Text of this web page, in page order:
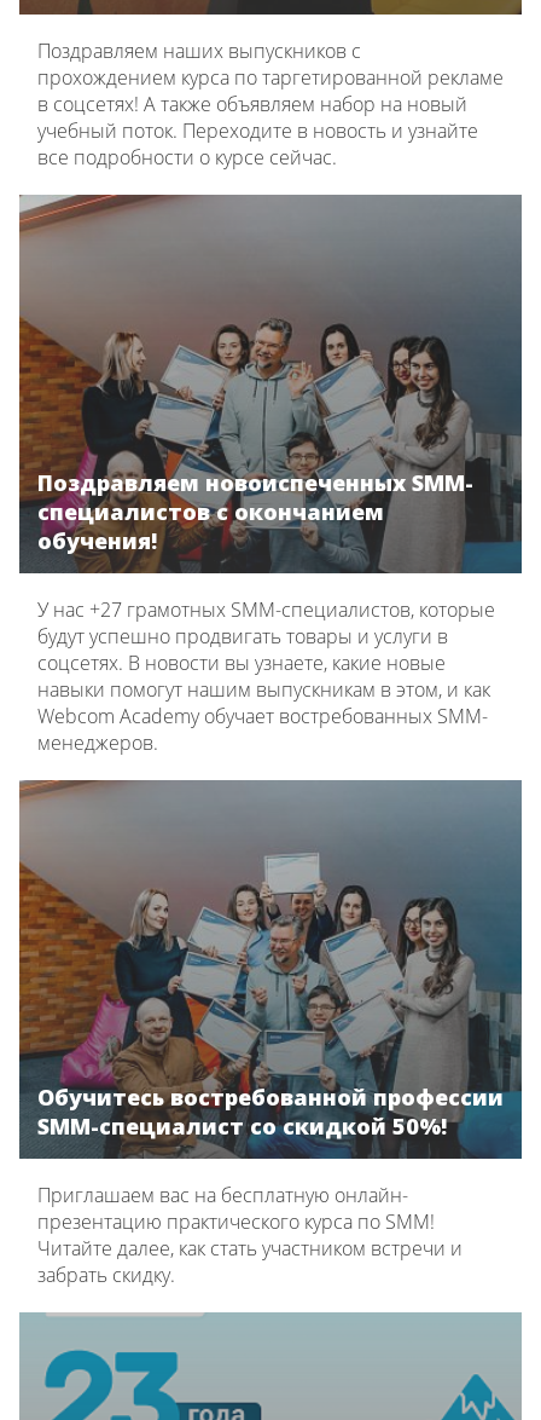
Поздравляем наших выпускников с
прохождением курса по таргетированной рекламе
в соцсетях! А также объявляем набор на новый
учебный поток. Переходите в новость и узнайте
все подробности о курсе сейчас.
Поздравляем новоиспеченных SMM-
специалистов с окончанием
обучения!
У нас +27 грамотных SMM-специалистов, которые
будут успешно продвигать товары и услуги в
соцсетях. В новости вы узнаете, какие новые
навыки помогут нашим выпускникам в этом, и как
Webcom Academy обучает востребованных SMM-
менеджеров.
Обучитесь востребованной профессии
SMM-специалист со скидкой 50%!
Приглашаем вас на бесплатную онлайн-
презентацию практического курса по SMM!
Читайте далее, как стать участником встречи и
забрать скидку.